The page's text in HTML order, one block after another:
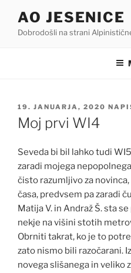
vsebino
AO JESENICE
Dobrodošli na strani
OBJAVLJENO
DNE
19. JANUARJA, 2020
Moj prvi WI4
Seveda bi bil lahko tudi
zaradi mojega
čisto razumljivo za
časa, predvsem pa zaradi
Matija V. in Andraž Š. sta
nekje na višini stotih
Obrniti takrat, ko je to
zato nismo bili razočarani.
novega slišanega in veliko